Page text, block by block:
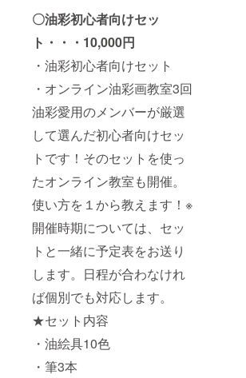
〇油彩初心者向けセッ
ト・・・10,000円
・油彩初心者向けセット
・オンライン油彩画教室3回
油彩愛用のメンバーが厳選
して選んだ初心者向けセッ
トです！そのセットを使っ
たオンライン教室も開催。
使い方を１から教えます！※
開催時期については、セッ
トと一緒に予定表をお送り
します。日程が合わなけれ
ば個別でも対応します。
★セット内容
・油絵具10色
・筆3本